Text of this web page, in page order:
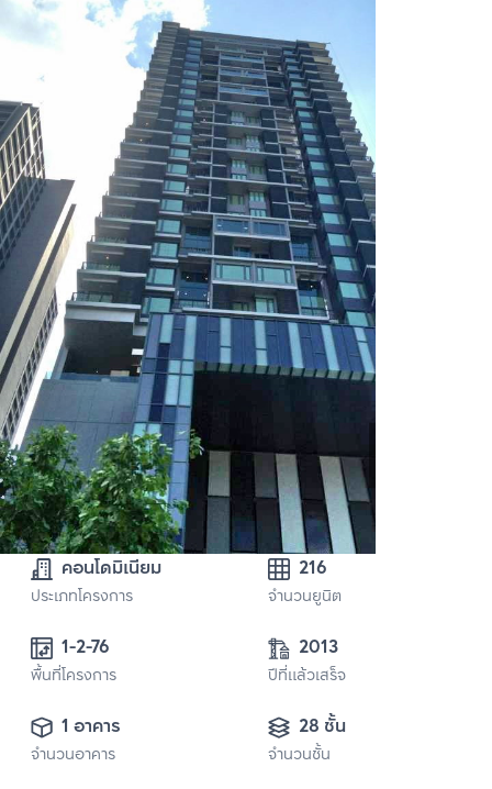
คอนโดมิเนียม
ประเภทโครงการ
216
จำนวนยูนิต
1-2-76
พื้นที่โครงการ
2013
ปีที่แล้วเสร็จ
1 อาคาร
จำนวนอาคาร
28 ชั้น
จำนวนชั้น